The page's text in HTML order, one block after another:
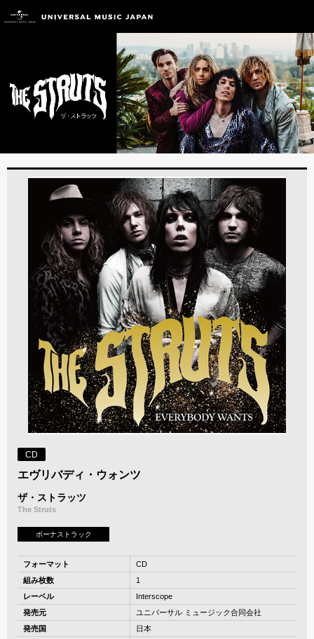
CD
エヴリバディ・ウォンツ
ザ・ストラッツ
The Struts
ボーナストラック
フォーマット
CD
組み枚数
1
レーベル
Interscope
発売元
ユニバーサル ミュージック合同会社
発売国
日本